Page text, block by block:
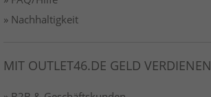
» Nachhaltigkeit
MIT OUTLET46.DE GELD VERDIENEN